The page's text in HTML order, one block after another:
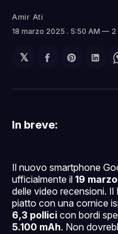
Amir Ati
18 marzo 2025 . 5:50 AM 2
𝕏
Condividi
Facebook
Share
In breve:
Il nuovo smartphone
ufficialmente il 19
delle video recensioni. Il
piatto con una cornice
6,3 pollici con bordi
5.100 mAh. Non